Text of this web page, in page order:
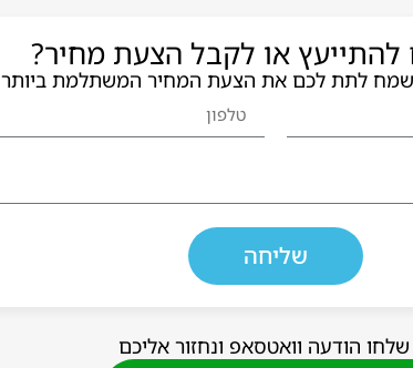
להתייעץ או לקבל הצעת מחיר?
לתת לכם את הצעת המחיר המשתלמת ביותר
שליחה
שלחו הודעה וואטסאפ ונחזור אליכם